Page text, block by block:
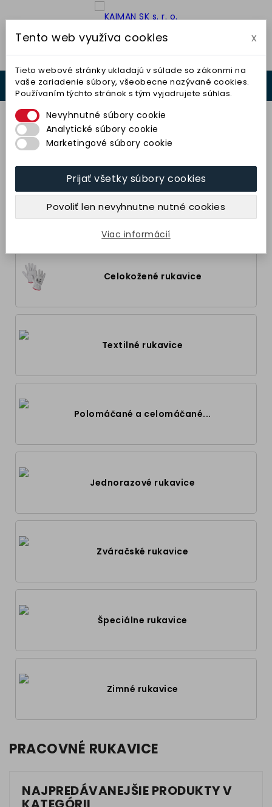
 

Pracovné rukavice
Kombinované rukavice
Celokožené rukavice
Textilné rukavice
Polomáčané a celomáčané...
Jednorazové rukavice
Zváračské rukavice
Špeciálne rukavice
Zimné rukavice
PRACOVNÉ RUKAVICE
NAJPREDÁVANEJŠIE PRODUKTY V
Tento web využíva cookies x
Tieto webové stránky ukladajú v súlade so zákonmi na
vaše zariadenie súbory, všeobecne nazývané cookies.
Používaním týchto stránok s tým vyjadrujete súhlas.
Nevyhnutné súbory cookie
Analytické súbory cookie
Marketingové súbory cookie
Prijať všetky súbory cookies
Povoliť len nevyhnutne nutné cookies
Viac informácií